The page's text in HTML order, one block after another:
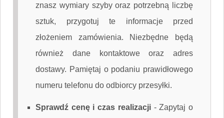
znasz wymiary szyby oraz potrzebną liczbę
sztuk, przygotuj te informacje przed
złożeniem zamówienia. Niezbędne będą
również dane kontaktowe oraz adres
dostawy. Pamiętaj o podaniu prawidłowego
numeru telefonu do odbiorcy przesyłki.
Sprawdź cenę i czas realizacji-Zapytaj o